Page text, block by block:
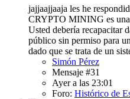
jajjaajjaaja les he
CRYPTO MINING es una
Usted debería recapacitar
público sin permiso para
dado que se trata de un
Simón Pérez
Mensaje #31
Ayer a las 23:01
Foro: Histórico de